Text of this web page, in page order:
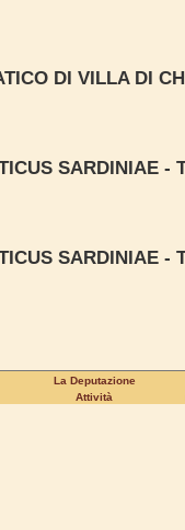
DI VILLA DI
SARDINIAE -
SARDINIAE -
La Deputazione
Attività